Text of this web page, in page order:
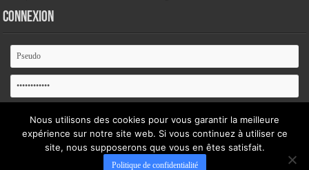
Connexion
Se souvenir de moi
Mot de passe oublié ?
Nous utilisons des cookies pour vous garantir la meilleure
expérience sur notre site web. Si vous continuez à utiliser ce
site, nous supposerons que vous en êtes satisfait.
Politique de confidentialité